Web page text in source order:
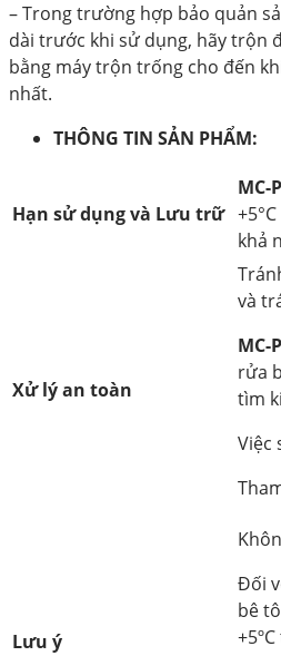
– Trong trường hợp bảo quản
dài trước khi sử dụng, hãy trộn
bằng máy trộn trống cho đến
nhất.
THÔNG TIN SẢN PHẨM:
Hạn sử dụng và Lưu trữ
MC-
khả
Xử lý an toàn
và
MC-
rửa
tìm
Việc
Lưu ý
Đối
bê